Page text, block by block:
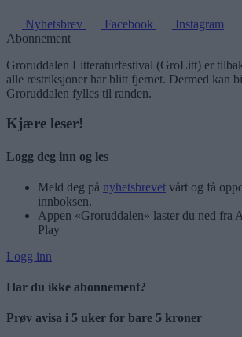
Nyhetsbrev Facebook
Instagram
Abonnement
Groruddalen Litteraturfestival (GroLitt) er
alle restriksjoner har blitt fjernet. Dermed kan
Groruddalen fylles til randen.
Kjære leser!
Logg deg inn og les
Meld deg på nyhetsbrevet vårt og få
innboksen.
Appen «Groruddalen» laster du ned fra
Play
Logg inn
Har du ikke abonnement?
Prøv avisa i 5 uker for bare 5 kroner